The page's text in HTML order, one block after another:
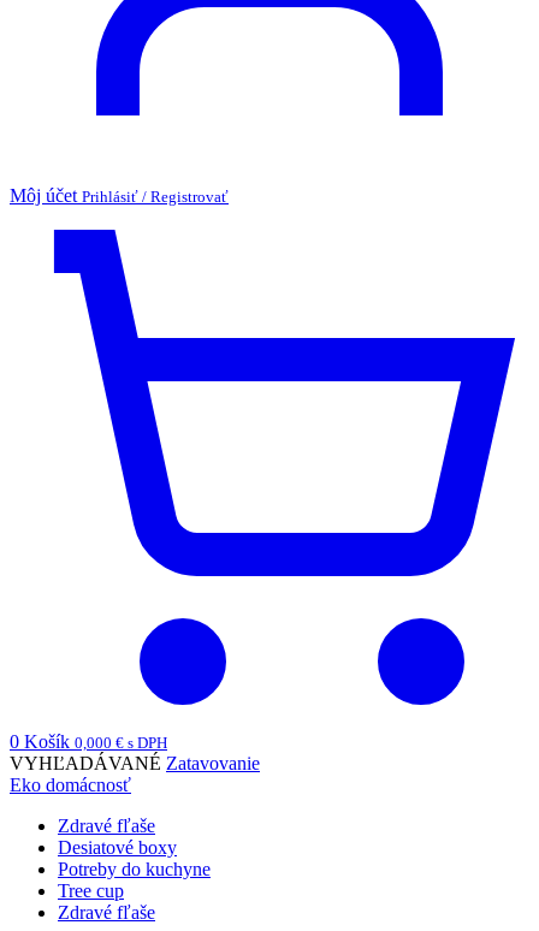
Môj účet Prihlásiť / Registrovať
0 Košík 0,000 € s DPH
VYHĽADÁVANÉ Zatavovanie
Eko domácnosť
Zdravé fľaše
Desiatové boxy
Potreby do kuchyne
Tree cup
Zdravé fľaše